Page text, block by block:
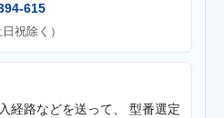
615
祝除く）
経路などを送って、 型番選定